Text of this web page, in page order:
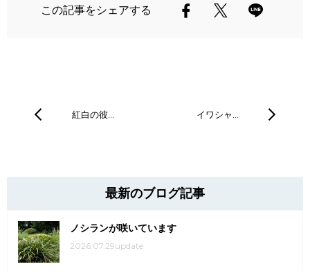
この記事をシェアする
紅白の彼… イワシャ…
最新のブログ記事
ノシランが咲いています
2026.07.29update